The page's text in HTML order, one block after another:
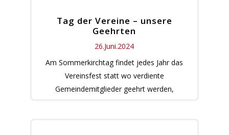
Tag der Vereine – unsere
Geehrten
26.Juni.2024
Am Sommerkirchtag findet jedes Jahr das
Vereinsfest statt wo verdiente
Gemeindemitglieder geehrt werden,